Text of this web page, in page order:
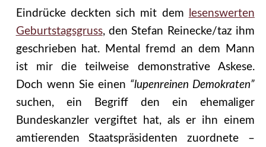
Eindrücke deckten sich mit dem
lesenswerten
Geburtstagsgruss, den Stefan Reinecke/taz ihm
geschrieben hat. Mental fremd an dem Mann
ist mir die teilweise demonstrative Askese.
Doch wenn Sie einen “lupenreinen Demokraten”
suchen, ein Begriff den ein ehemaliger
Bundeskanzler vergiftet hat, als er ihn einem
amtierenden Staatspräsidenten zuordnete –